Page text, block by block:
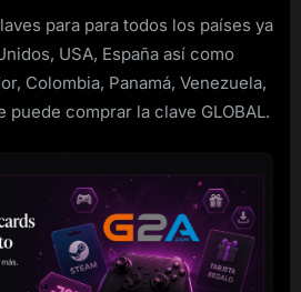
para para todos los países ya
USA, España así como
Colombia, Panamá, Venezuela,
puede comprar la clave GLOBAL.